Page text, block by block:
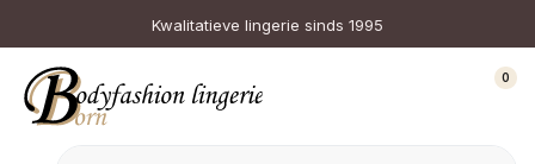
Kwalitatieve lingerie sinds 1995
0